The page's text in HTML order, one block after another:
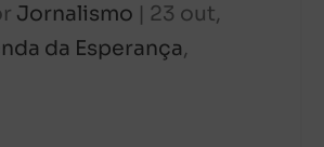
Jornalismo | 23 out,
da Esperança,